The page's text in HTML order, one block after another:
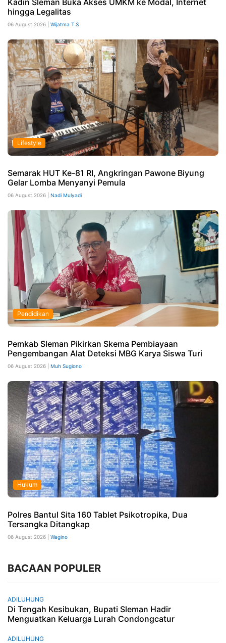
Kadin Sleman Buka Akses UMKM ke Modal, Internet
hingga Legalitas
06 August 2026 | Wijatma T S
Lifestyle
Semarak HUT Ke-81 RI, Angkringan Pawone Biyung
Gelar Lomba Menyanyi Pemula
06 August 2026 | Nadi Mulyadi
Pendidikan
Pemkab Sleman Pikirkan Skema Pembiayaan
Pengembangan Alat Deteksi MBG Karya Siswa Turi
06 August 2026 | Muh Sugiono
Hukum
Polres Bantul Sita 160 Tablet Psikotropika, Dua
Tersangka Ditangkap
06 August 2026 | Wagino
BACAAN POPULER
ADILUHUNG
Di Tengah Kesibukan, Bupati Sleman Hadir
Menguatkan Keluarga Lurah Condongcatur
ADILUHUNG